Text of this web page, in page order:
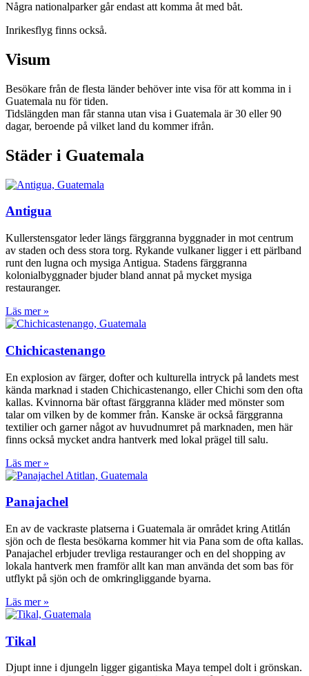
Några nationalparker går endast att komma åt med båt.
Inrikesflyg finns också.
Visum
Besökare från de flesta länder behöver inte visa för att komma in i
Guatemala nu för tiden.
Tidslängden man får stanna utan visa i Guatemala är 30 eller 90
dagar, beroende på vilket land du kommer ifrån.
Städer i Guatemala
Antigua
Kullerstensgator leder längs färggranna byggnader in mot centrum
av staden och dess stora torg. Rykande vulkaner ligger i ett pärlband
runt den lugna och mysiga Antigua. Stadens färggranna
kolonialbyggnader bjuder bland annat på mycket mysiga
restauranger.
Läs mer »
Chichicastenango
En explosion av färger, dofter och kulturella intryck på landets mest
kända marknad i staden Chichicastenango, eller Chichi som den ofta
kallas. Kvinnorna bär oftast färggranna kläder med mönster som
talar om vilken by de kommer från. Kanske är också färggranna
textilier och garner något av huvudnumret på marknaden, men här
finns också mycket andra hantverk med lokal prägel till salu.
Läs mer »
Panajachel
En av de vackraste platserna i Guatemala är området kring Atitlán
sjön och de flesta besökarna kommer hit via Pana som de ofta kallas.
Panajachel erbjuder trevliga restauranger och en del shopping av
lokala hantverk men framför allt kan man använda det som bas för
utflykt på sjön och de omkringliggande byarna.
Läs mer »
Tikal
Djupt inne i djungeln ligger gigantiska Maya tempel dolt i grönskan.